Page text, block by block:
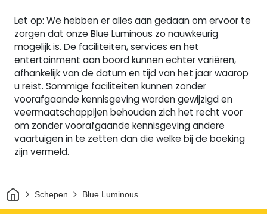
Let op: We hebben er alles aan gedaan om ervoor te
zorgen dat onze Blue Luminous zo nauwkeurig
mogelijk is. De faciliteiten, services en het
entertainment aan boord kunnen echter variëren,
afhankelijk van de datum en tijd van het jaar waarop
u reist. Sommige faciliteiten kunnen zonder
voorafgaande kennisgeving worden gewijzigd en
veermaatschappijen behouden zich het recht voor
om zonder voorafgaande kennisgeving andere
vaartuigen in te zetten dan die welke bij de boeking
zijn vermeld.
ThuisSchepen Blue Luminous